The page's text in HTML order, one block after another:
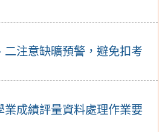
二注意缺曠預警，避免扣考
業成績評量資料處理作業要